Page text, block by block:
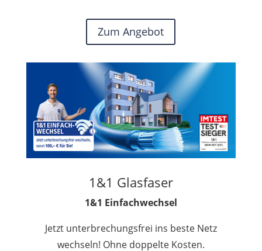
Zum Angebot
1&1 Glasfaser
1&1 Einfachwechsel
Jetzt unterbrechungsfrei ins beste Netz
wechseln! Ohne doppelte Kosten.